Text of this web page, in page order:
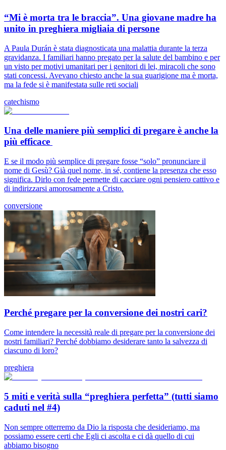
“Mi è morta tra le braccia”. Una giovane madre ha
unito in preghiera migliaia di persone
A Paula Durán è stata diagnosticata una malattia durante la terza
gravidanza. I familiari hanno pregato per la salute del bambino e per
un visto per motivi umanitari per i genitori di lei, miracoli che sono
stati concessi. Avevano chiesto anche la sua guarigione ma è morta,
ma la fede si è manifestata sulle reti sociali
catechismo
Una delle maniere più semplici di pregare è anche la
più efficace
E se il modo più semplice di pregare fosse “solo” pronunciare il
nome di Gesù? Già quel nome, in sé, contiene la presenza che esso
significa. Dirlo con fede permette di cacciare ogni pensiero cattivo e
di indirizzarsi amorosamente a Cristo.
conversione
Perché pregare per la conversione dei nostri cari?
Come intendere la necessità reale di pregare per la conversione dei
nostri familiari? Perché dobbiamo desiderare tanto la salvezza di
ciascuno di loro?
preghiera
5 miti e verità sulla “preghiera perfetta” (tutti siamo
caduti nel #4)
Non sempre otterremo da Dio la risposta che desideriamo, ma
possiamo essere certi che Egli ci ascolta e ci dà quello di cui
abbiamo bisogno